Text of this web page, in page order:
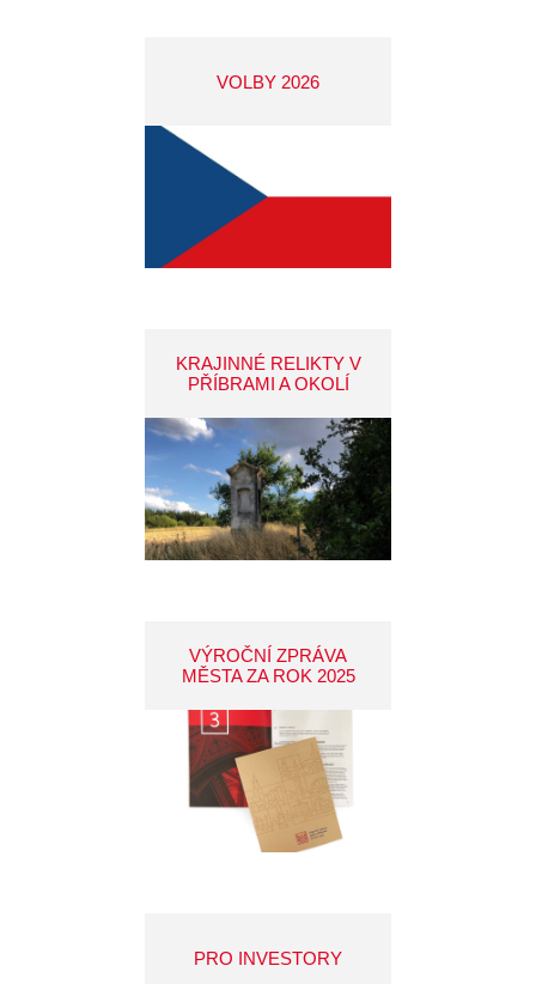
VOLBY 2026
KRAJINNÉ RELIKTY V
PŘÍBRAMI A OKOLÍ
VÝROČNÍ ZPRÁVA
MĚSTA ZA ROK 2025
PRO INVESTORY